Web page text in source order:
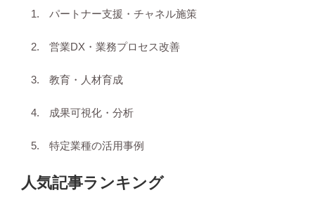
パートナー支援・チャネル施策
営業DX・業務プロセス改善
教育・人材育成
成果可視化・分析
特定業種の活用事例
人気記事ランキング